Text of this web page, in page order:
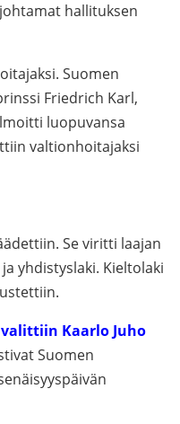
hallituksen
Suomen
Friedrich Karl,
luopuvansa
valtionhoitajaksi
Se viritti laajan
yhdistyslaki. Kieltolaki
Kaarlo Juho
Suomen